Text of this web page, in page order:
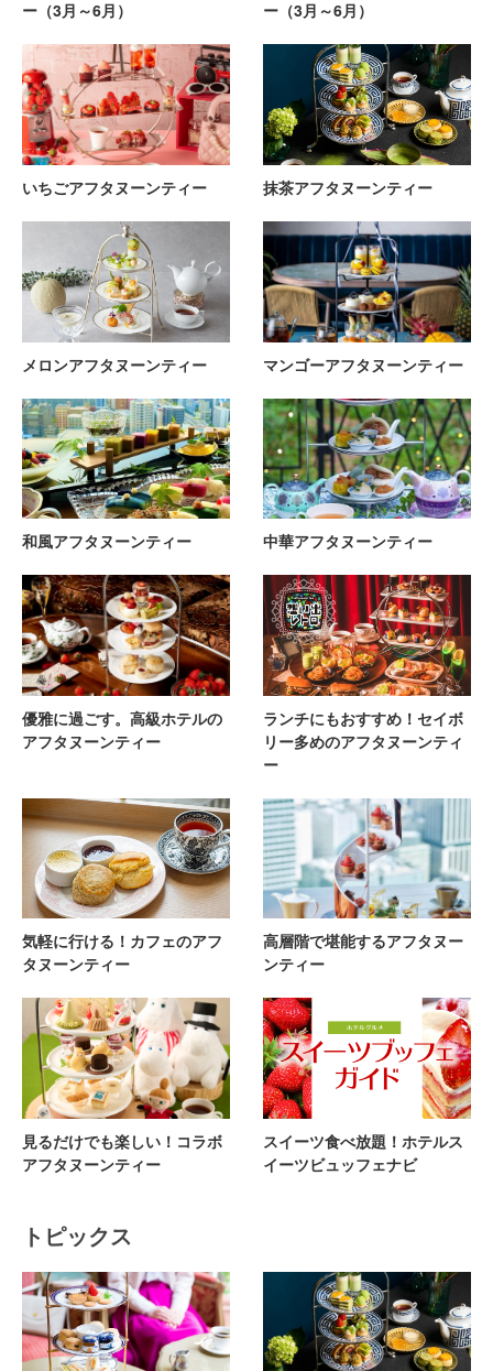
ー（3月～6月） ー（3月～6月）
いちごアフタヌーンティー 抹茶アフタヌーンティー
メロンアフタヌーンティー マンゴーアフタヌーンティー
和風アフタヌーンティー 中華アフタヌーンティー
優雅に過ごす。高級ホテルの
アフタヌーンティー
ランチにもおすすめ！セイボ
リー多めのアフタヌーンティ
ー
気軽に行ける！カフェのアフ
タヌーンティー
高層階で堪能するアフタヌー
ンティー
見るだけでも楽しい！コラボ
アフタヌーンティー
スイーツ食べ放題！ホテルス
イーツビュッフェナビ
トピックス